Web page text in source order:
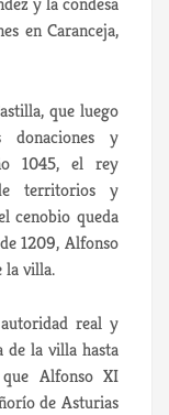
en Caranceja,
que luego
donaciones y
1045, el rey
territorios y
cenobio queda
1209, Alfonso
la villa.
real y
de la villa hasta
Alfonso XI
de Asturias